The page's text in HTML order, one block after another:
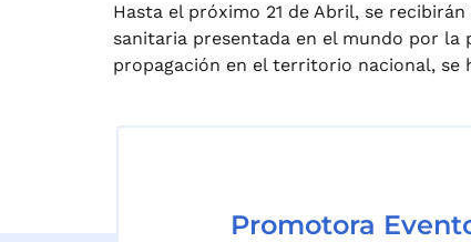
Hasta el próximo 21 de Abril, se
sanitaria presentada en el mundo por la
propagación en el territorio nacional, se
Promotora